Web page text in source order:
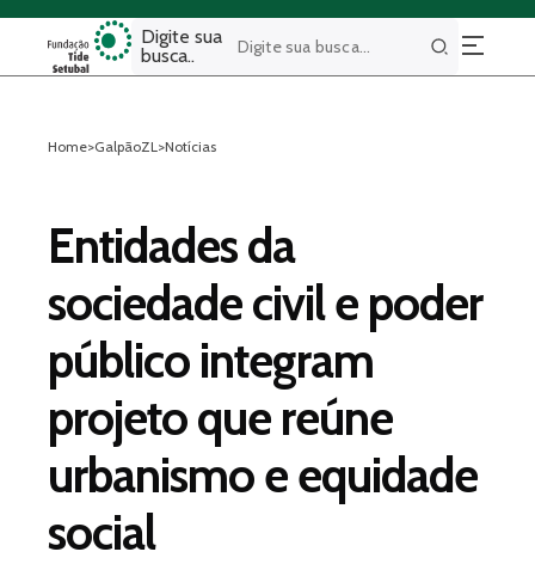
Digite sua
busca..
Buscar
Home>GalpãoZL>Notícias
Entidades da
sociedade civil e poder
público integram
projeto que reúne
urbanismo e equidade
social